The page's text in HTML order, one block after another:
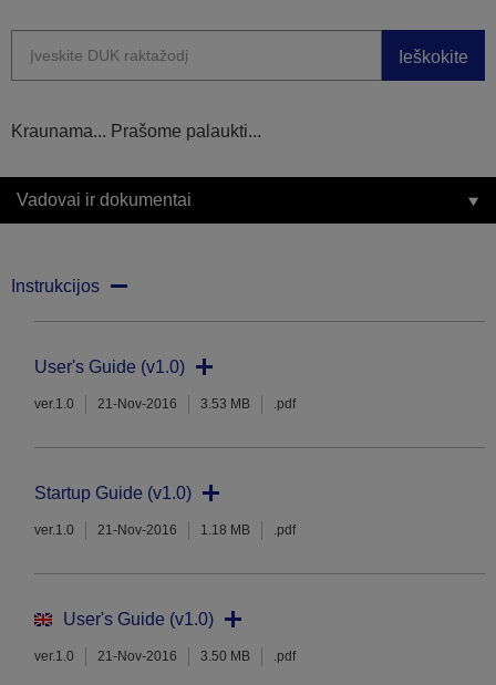
Ieškokite
Kraunama... Prašome palaukti...
Vadovai ir dokumentai
Instrukcijos
User's Guide (v1.0)
ver.1.0 21-Nov-2016 3.53 MB .pdf
Startup Guide (v1.0)
ver.1.0 21-Nov-2016 1.18 MB .pdf
User's Guide (v1.0)
ver.1.0 21-Nov-2016 3.50 MB .pdf